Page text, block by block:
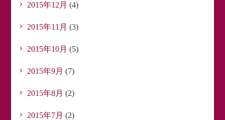
2015年12月 (4)
2015年11月 (3)
2015年10月 (5)
2015年9月 (7)
2015年8月 (2)
2015年7月 (2)